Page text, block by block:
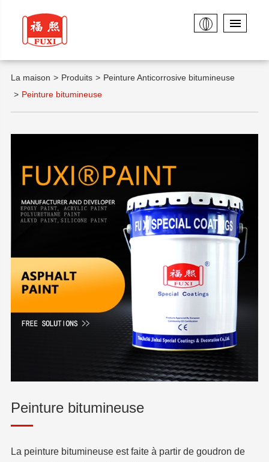
La maison Produits
Peinture Anticorrosive bitumineuse
Peinture bitumineuse
Peinture bitumineuse
La peinture bitumineuse est faite à partir de goudron de